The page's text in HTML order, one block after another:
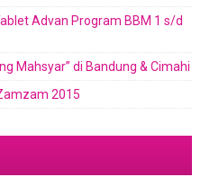
Advan Program BBM 1 s/d
Mahsyar” di Bandung & Cimahi
2015